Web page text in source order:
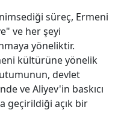
süreç, Ermeni
ve her şeyi
yöneliktir.
kültürüne yönelik
devlet
ve Aliyev'in baskıcı
geçirildiği açık bir